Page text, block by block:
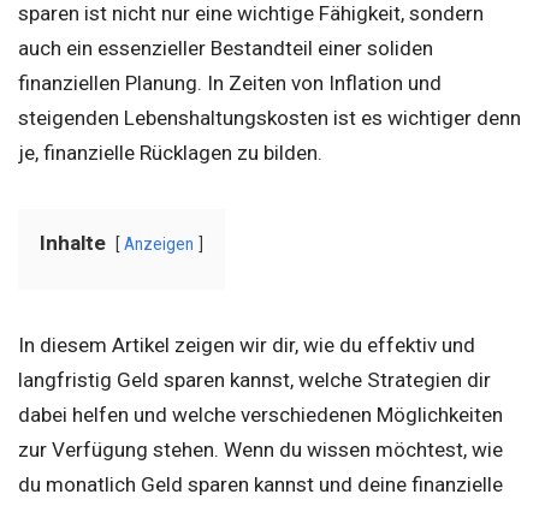
sparen ist nicht nur eine wichtige Fähigkeit, sondern
auch ein essenzieller Bestandteil einer soliden
finanziellen Planung. In Zeiten von Inflation und
steigenden Lebenshaltungskosten ist es wichtiger denn
je, finanzielle Rücklagen zu bilden.
Inhalte Anzeigen
In diesem Artikel zeigen wir dir, wie du effektiv und
langfristig Geld sparen kannst, welche Strategien dir
dabei helfen und welche verschiedenen Möglichkeiten
zur Verfügung stehen. Wenn du wissen möchtest, wie
du monatlich Geld sparen kannst und deine finanzielle